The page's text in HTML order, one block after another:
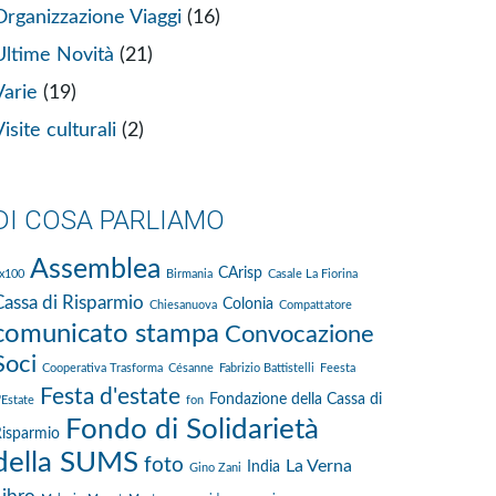
Viaggi(16)
Novità (21)
(19)
culturali(2)
COSA PARLIAMO
Assemblea Birmania CArisp Casale La Fiorina
di Risparmio Chiesanuova Colonia Compattatore
stampa Convocazione
Cooperativa Trasforma Césanne Fabrizio Battistelli Feesta
Festa d'estate fon Fondazione della Cassa di
Fondo di Solidarietà
SUMS foto Gino Zani India La Verna